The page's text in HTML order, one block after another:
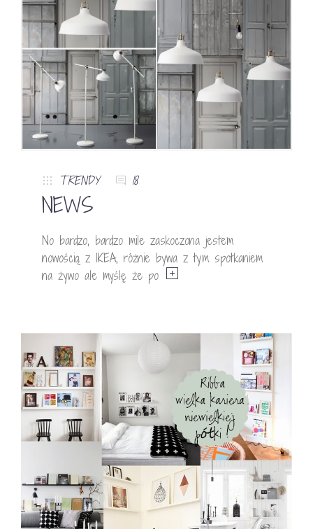
TRENDY 18
NEWS
No bardzo, bardzo mile zaskoczona jestem
nowością z IKEA, różnie bywa z tym spotkaniem
na żywo ale myślę że po